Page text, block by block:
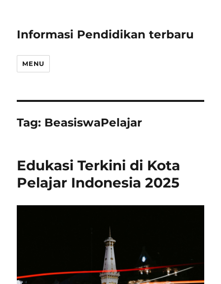
Informasi Pendidikan terbaru
MENU
Tag: BeasiswaPelajar
Edukasi Terkini di Kota
Pelajar Indonesia 2025